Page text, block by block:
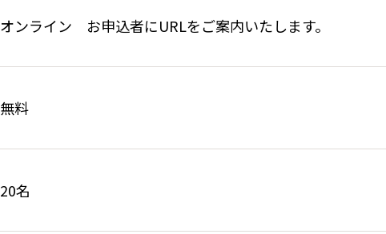
オンライン お申込者にURLをご案内いたします。
無料
20名